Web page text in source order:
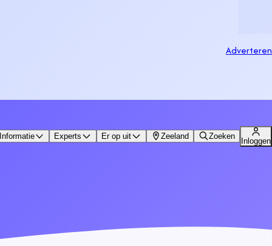
Adverteren
Informatie Experts Er op uit Zeeland Zoeken
Inloggen